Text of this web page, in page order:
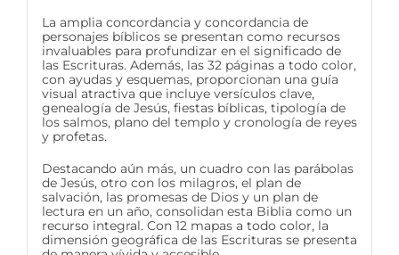
La amplia concordancia y concordancia de
personajes bíblicos se presentan como recursos
invaluables para profundizar en el significado de
las Escrituras. Además, las 32 páginas a todo color,
con ayudas y esquemas, proporcionan una guía
visual atractiva que incluye versículos clave,
genealogía de Jesús, fiestas bíblicas, tipología de
los salmos, plano del templo y cronología de reyes
y profetas.
Destacando aún más, un cuadro con las parábolas
de Jesús, otro con los milagros, el plan de
salvación, las promesas de Dios y un plan de
lectura en un año, consolidan esta Biblia como un
recurso integral. Con 12 mapas a todo color, la
dimensión geográfica de las Escrituras se presenta